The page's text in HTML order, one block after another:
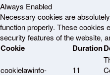
Always Enabled
Necessary cookies are
function properly. These cookies
security features of the website,
Cookie Duration
cookielawinfo-
11